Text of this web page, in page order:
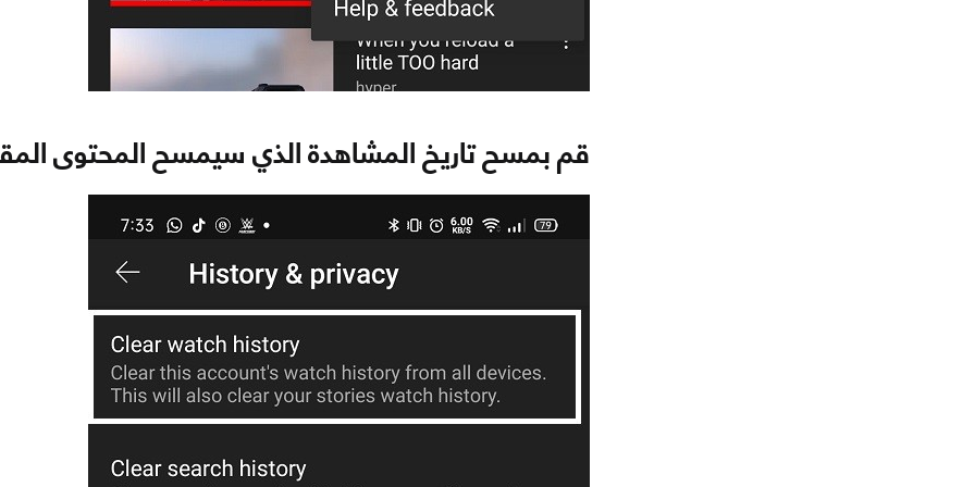
قم بمسح تاريخ المشاهدة الذي سيمسح المحتوى